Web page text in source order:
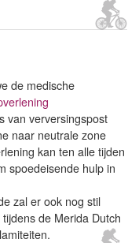
de medische
van verversingspost
naar neutrale zone
kan ten alle tijden
spoedeisende hulp in
zal er ook nog stil
de Merida Dutch